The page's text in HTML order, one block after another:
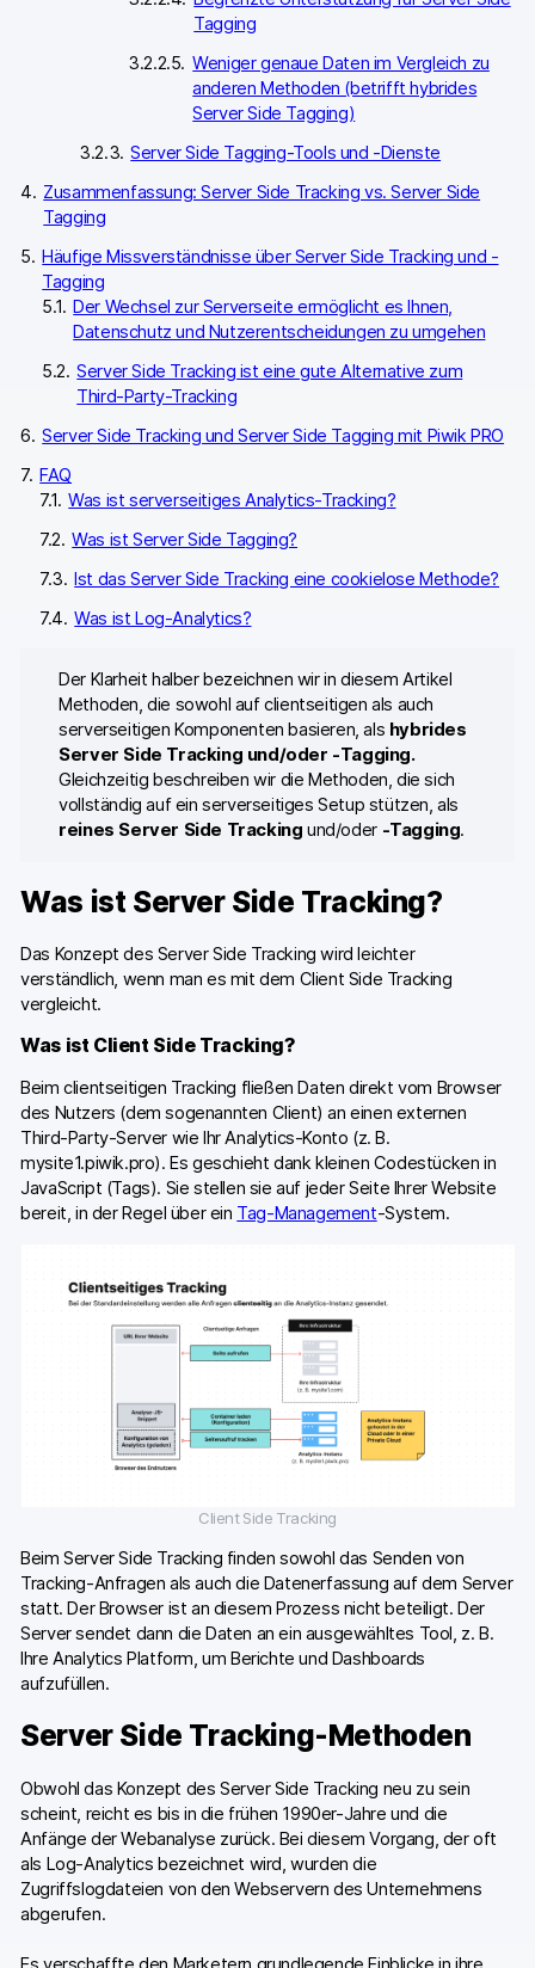
Tagging
Weniger genaue Daten im Vergleich zu
anderen Methoden (betrifft hybrides
Server Side Tagging)
Server Side Tagging-Tools und -Dienste
Zusammenfassung: Server Side Tracking vs. Server Side
Tagging
Häufige Missverständnisse über Server Side Tracking und -
Tagging
Der Wechsel zur Serverseite ermöglicht es Ihnen,
Datenschutz und Nutzerentscheidungen zu umgehen
Server Side Tracking ist eine gute Alternative zum
Third-Party-Tracking
Server Side Tracking und Server Side Tagging mit Piwik PRO
FAQ
Was ist serverseitiges Analytics-Tracking?
Was ist Server Side Tagging?
Ist das Server Side Tracking eine cookielose Methode?
Was ist Log-Analytics?
Der Klarheit halber bezeichnen wir in diesem Artikel
Methoden, die sowohl auf clientseitigen als auch
serverseitigen Komponenten basieren, als hybrides
Server Side Tracking und/oder -Tagging.
Gleichzeitig beschreiben wir die Methoden, die sich
vollständig auf ein serverseitiges Setup stützen, als
reines Server Side Trackingund/oder-Tagging.
Was ist Server Side Tracking?
Das Konzept des Server Side Tracking wird leichter
verständlich, wenn man es mit dem Client Side Tracking
vergleicht.
Was ist Client Side Tracking?
Beim clientseitigen Tracking fließen Daten direkt vom Browser
des Nutzers (dem sogenannten Client) an einen externen
Third-Party-Server wie Ihr Analytics-Konto (z. B.
mysite1.piwik.pro). Es geschieht dank kleinen Codestücken in
JavaScript (Tags). Sie stellen sie auf jeder Seite Ihrer Website
bereit, in der Regel über ein Tag-Management-System.
Client Side Tracking
Beim Server Side Tracking finden sowohl das Senden von
Tracking-Anfragen als auch die Datenerfassung auf dem Server
statt. Der Browser ist an diesem Prozess nicht beteiligt. Der
Server sendet dann die Daten an ein ausgewähltes Tool, z. B.
Ihre Analytics Platform, um Berichte und Dashboards
aufzufüllen.
Server Side Tracking-Methoden
Obwohl das Konzept des Server Side Tracking neu zu sein
scheint, reicht es bis in die frühen 1990er-Jahre und die
Anfänge der Webanalyse zurück. Bei diesem Vorgang, der oft
als Log-Analytics bezeichnet wird, wurden die
Zugriffslogdateien von den Webservern des Unternehmens
abgerufen.